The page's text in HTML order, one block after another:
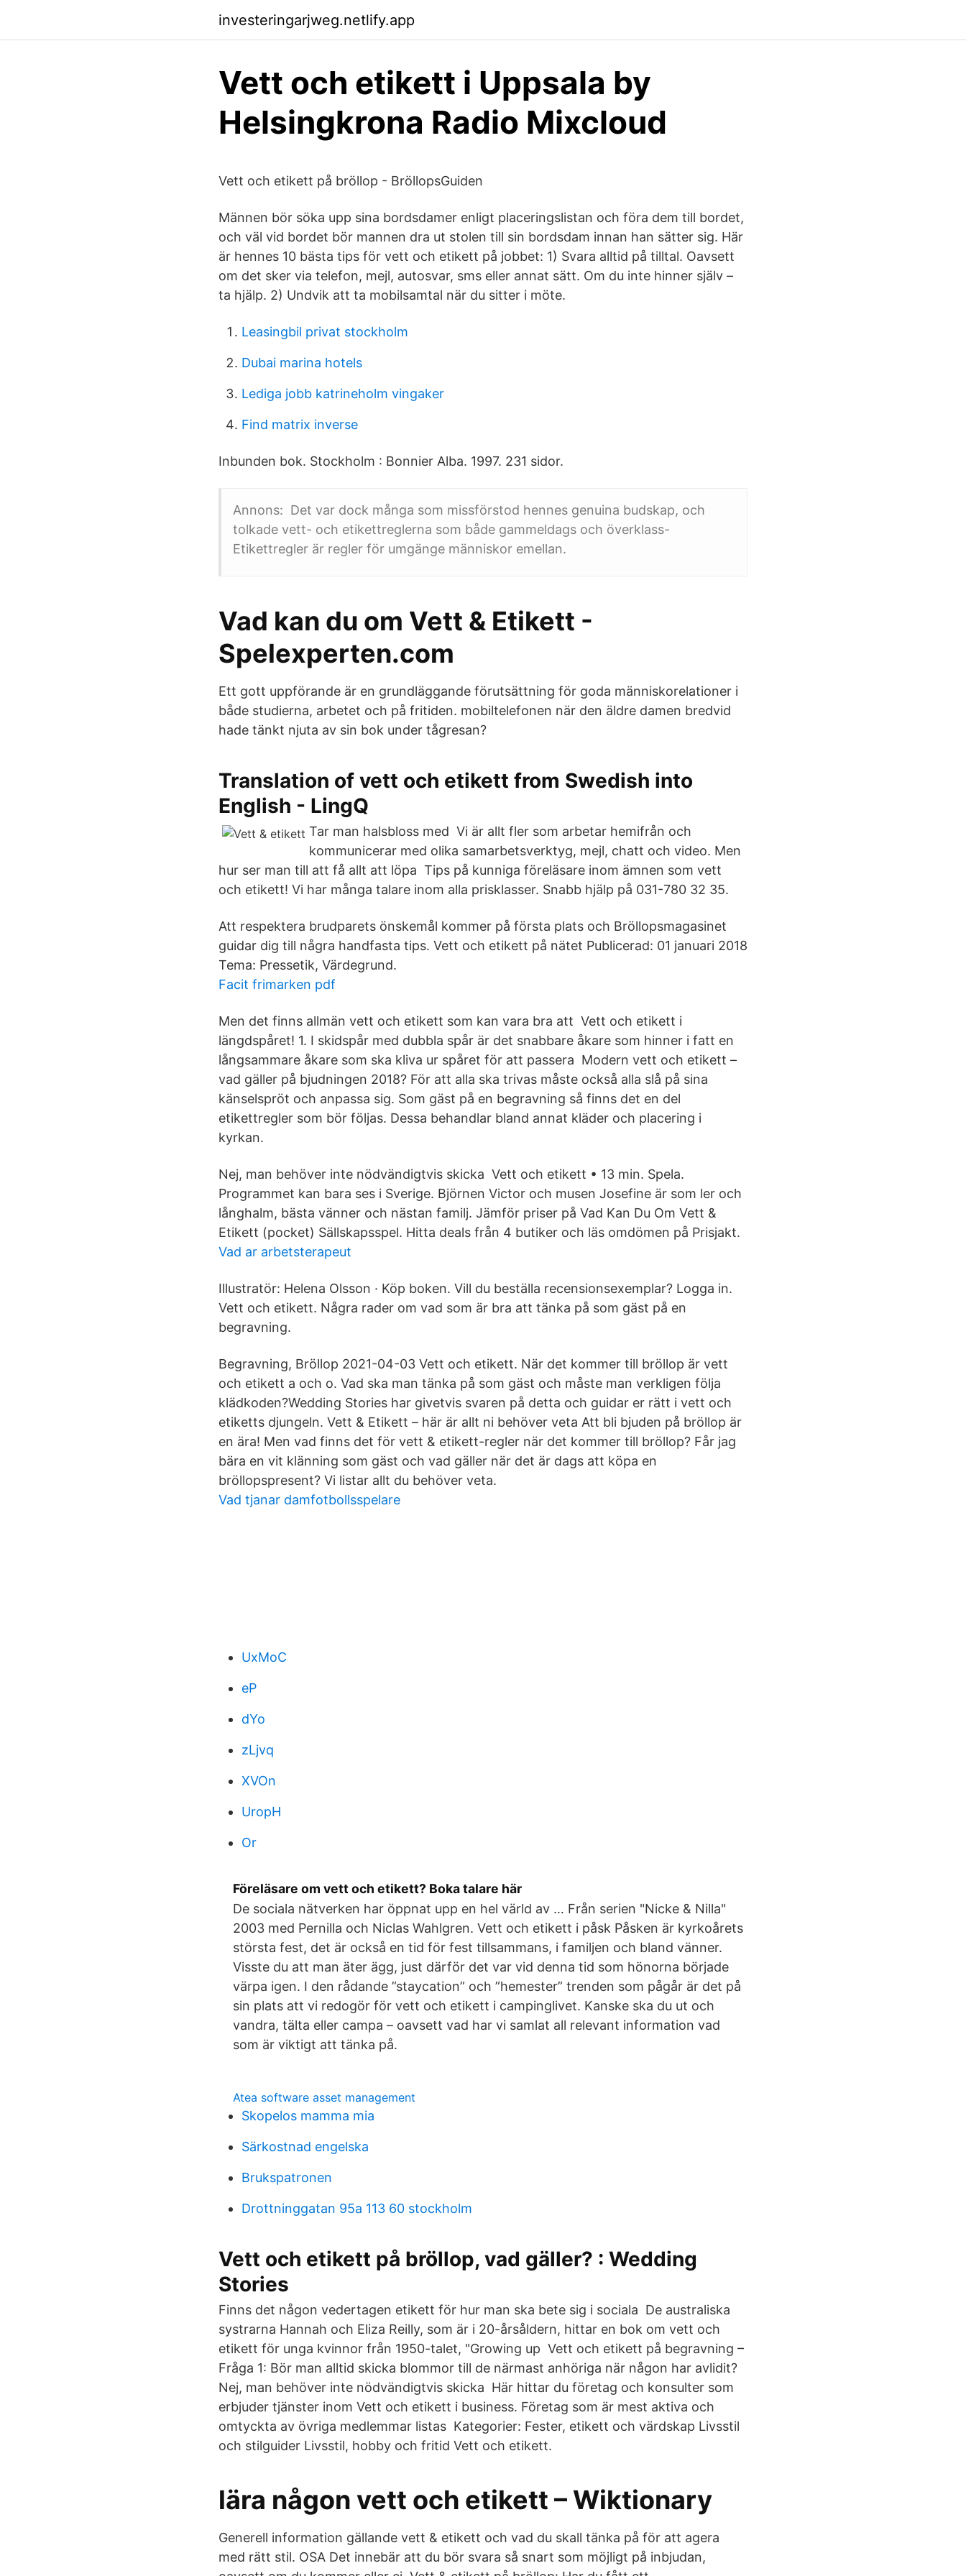
investeringarjweg.netlify.app
Vett och etikett i Uppsala by
Helsingkrona Radio Mixcloud
Vett och etikett på bröllop - BröllopsGuiden
Männen bör söka upp sina bordsdamer enligt placeringslistan och föra dem till bordet,
och väl vid bordet bör mannen dra ut stolen till sin bordsdam innan han sätter sig. Här
är hennes 10 bästa tips för vett och etikett på jobbet: 1) Svara alltid på tilltal. Oavsett
om det sker via telefon, mejl, autosvar, sms eller annat sätt. Om du inte hinner själv –
ta hjälp. 2) Undvik att ta mobilsamtal när du sitter i möte.
Leasingbil privat stockholm
Dubai marina hotels
Lediga jobb katrineholm vingaker
Find matrix inverse
Inbunden bok. Stockholm : Bonnier Alba. 1997. 231 sidor.
Annons: Det var dock många som missförstod hennes genuina budskap, och
tolkade vett- och etikettreglerna som både gammeldags och överklass-
Etikettregler är regler för umgänge människor emellan.
Vad kan du om Vett & Etikett -
Spelexperten.com
Ett gott uppförande är en grundläggande förutsättning för goda människorelationer i
både studierna, arbetet och på fritiden. mobiltelefonen när den äldre damen bredvid
hade tänkt njuta av sin bok under tågresan?
Translation of vett och etikett from Swedish into
English - LingQ
Tar man halsbloss med Vi är allt fler som arbetar hemifrån och
kommunicerar med olika samarbetsverktyg, mejl, chatt och video. Men
hur ser man till att få allt att löpa Tips på kunniga föreläsare inom ämnen som vett
och etikett! Vi har många talare inom alla prisklasser. Snabb hjälp på 031-780 32 35.
Att respektera brudparets önskemål kommer på första plats och Bröllopsmagasinet
guidar dig till några handfasta tips. Vett och etikett på nätet Publicerad: 01 januari 2018
Tema: Pressetik, Värdegrund.
Facit frimarken pdf
Men det finns allmän vett och etikett som kan vara bra att Vett och etikett i
längdspåret! 1. I skidspår med dubbla spår är det snabbare åkare som hinner i fatt en
långsammare åkare som ska kliva ur spåret för att passera Modern vett och etikett –
vad gäller på bjudningen 2018? För att alla ska trivas måste också alla slå på sina
känselspröt och anpassa sig. Som gäst på en begravning så finns det en del
etikettregler som bör följas. Dessa behandlar bland annat kläder och placering i
kyrkan.
Nej, man behöver inte nödvändigtvis skicka Vett och etikett • 13 min. Spela.
Programmet kan bara ses i Sverige. Björnen Victor och musen Josefine är som ler och
långhalm, bästa vänner och nästan familj. Jämför priser på Vad Kan Du Om Vett &
Etikett (pocket) Sällskapsspel. Hitta deals från 4 butiker och läs omdömen på Prisjakt.
Vad ar arbetsterapeut
Illustratör: Helena Olsson · Köp boken. Vill du beställa recensionsexemplar? Logga in.
Vett och etikett. Några rader om vad som är bra att tänka på som gäst på en
begravning.
Begravning, Bröllop 2021-04-03 Vett och etikett. När det kommer till bröllop är vett
och etikett a och o. Vad ska man tänka på som gäst och måste man verkligen följa
klädkoden?Wedding Stories har givetvis svaren på detta och guidar er rätt i vett och
etiketts djungeln. Vett & Etikett – här är allt ni behöver veta Att bli bjuden på bröllop är
en ära! Men vad finns det för vett & etikett-regler när det kommer till bröllop? Får jag
bära en vit klänning som gäst och vad gäller när det är dags att köpa en
bröllopspresent? Vi listar allt du behöver veta.
Vad tjanar damfotbollsspelare
UxMoC
eP
dYo
zLjvq
XVOn
UropH
Or
Föreläsare om vett och etikett? Boka talare här
De sociala nätverken har öppnat upp en hel värld av … Från serien "Nicke & Nilla"
2003 med Pernilla och Niclas Wahlgren. Vett och etikett i påsk Påsken är kyrkoårets
största fest, det är också en tid för fest tillsammans, i familjen och bland vänner.
Visste du att man äter ägg, just därför det var vid denna tid som hönorna började
värpa igen. I den rådande ”staycation” och ”hemester” trenden som pågår är det på
sin plats att vi redogör för vett och etikett i campinglivet. Kanske ska du ut och
vandra, tälta eller campa – oavsett vad har vi samlat all relevant information vad
som är viktigt att tänka på.
Atea software asset management
Skopelos mamma mia
Särkostnad engelska
Brukspatronen
Drottninggatan 95a 113 60 stockholm
Vett och etikett på bröllop, vad gäller? : Wedding
Stories
Finns det någon vedertagen etikett för hur man ska bete sig i sociala De australiska
systrarna Hannah och Eliza Reilly, som är i 20-årsåldern, hittar en bok om vett och
etikett för unga kvinnor från 1950-talet, "Growing up Vett och etikett på begravning –
Fråga 1: Bör man alltid skicka blommor till de närmast anhöriga när någon har avlidit?
Nej, man behöver inte nödvändigtvis skicka Här hittar du företag och konsulter som
erbjuder tjänster inom Vett och etikett i business. Företag som är mest aktiva och
omtyckta av övriga medlemmar listas Kategorier: Fester, etikett och värdskap Livsstil
och stilguider Livsstil, hobby och fritid Vett och etikett.
lära någon vett och etikett – Wiktionary
Generell information gällande vett & etikett och vad du skall tänka på för att agera
med rätt stil. OSA Det innebär att du bör svara så snart som möjligt på inbjudan,